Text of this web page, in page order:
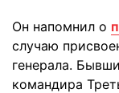
Он напомнил о
случаю
генерала.
командира